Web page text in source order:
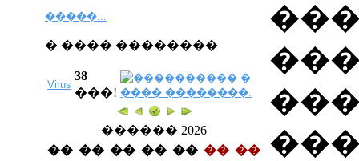
�����...
� ���� ��������
Virus
38
���!
������ 2026
�� �� �� �� �� �� ��